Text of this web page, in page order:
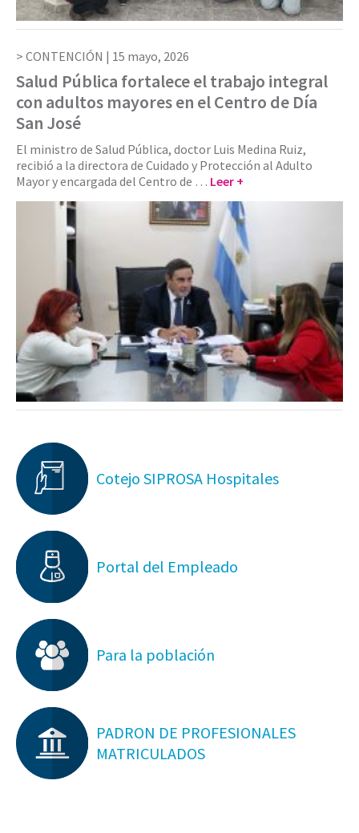
CONTENCIÓN | 15 mayo, 2026
Salud Pública fortalece el trabajo integral
con adultos mayores en el Centro de Día
San José
El ministro de Salud Pública, doctor Luis Medina Ruiz,
recibió a la directora de Cuidado y Protección al Adulto
Mayor y encargada del Centro de … Leer +
Cotejo SIPROSA Hospitales
Portal del Empleado
Para la población
PADRON DE PROFESIONALES
MATRICULADOS